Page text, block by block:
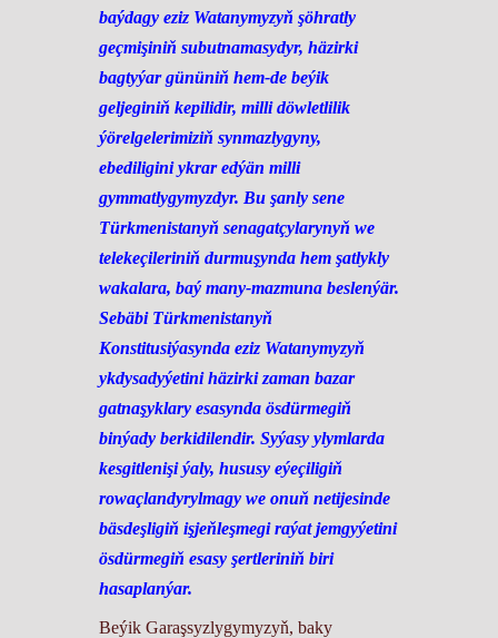
baýdagy eziz Watanymyzyň şöhratly
geçmişiniň subutnamasydyr, häzirki
bagtyýar gününiň hem-de beýik
geljeginiň kepilidir, milli döwletlilik
ýörelgelerimiziň synmazlygyny,
ebediligini ykrar edýän milli
gymmatlygymyzdyr. Bu şanly sene
Türkmenistanyň senagatçylarynyň we
telekeçileriniň durmuşynda hem şatlykly
wakalara, baý many-mazmuna beslenýär.
Sebäbi Türkmenistanyň
Konstitusiýasynda eziz Watanymyzyň
ykdysadyýetini häzirki zaman bazar
gatnaşyklary esasynda ösdürmegiň
binýady berkidilendir. Syýasy ylymlarda
kesgitlenişi ýaly, hususy eýeçiligiň
rowaçlandyrylmagy we onuň netijesinde
bäsdeşligiň işjeňleşmegi raýat jemgyýetini
ösdürmegiň esasy şertleriniň biri
hasaplanýar.
Beýik Garaşsyzlygymyzyň, baky